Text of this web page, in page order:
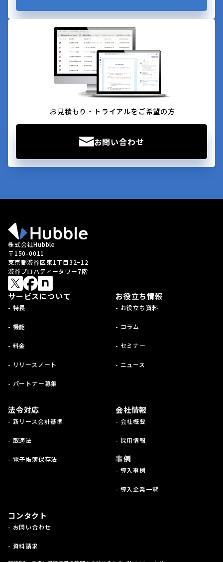
お見積もり・トライアルをご希望の方
お問い合わせ
株式会社Hubble
〒150-0011
東京都渋谷区東1丁目32−12
渋谷プロパティータワー7階
サービスについて
- 特長
- 機能
- 料金
- リリースノート
- パートナー募集
お役立ち情報
- お役立ち資料
- コラム
- セミナー
- ニュース
法令対応
- 新リース会計基準
- 取適法
- 電子帳簿保存法
会社情報
- 会社概要
- 採用情報
事例
- 導入事例
- 導入企業一覧
コンタクト
- お問い合わせ
- 資料請求